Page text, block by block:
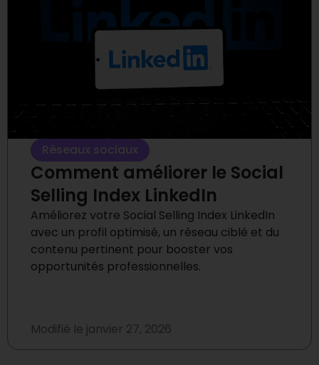
Réseaux sociaux
Comment améliorer le Social
Selling Index LinkedIn
Améliorez votre Social Selling Index LinkedIn
avec un profil optimisé, un réseau ciblé et du
contenu pertinent pour booster vos
opportunités professionnelles.
Modifié le janvier 27, 2026